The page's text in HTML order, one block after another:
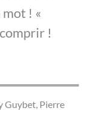
! «
!
Guybet, Pierre